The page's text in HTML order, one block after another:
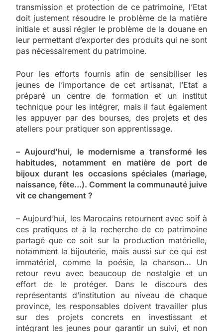
transmission et protection de ce patrimoine, l’Etat
doit justement résoudre le problème de la matière
initiale et aussi régler le problème de la douane en
leur permettant d’exporter des produits qui ne sont
pas nécessairement du patrimoine.
Pour les efforts fournis afin de sensibiliser les
jeunes de l’importance de cet artisanat, l’Etat a
préparé un centre de formation et un institut
technique pour les intégrer, mais il faut également
les appuyer par des bourses, des projets et des
ateliers pour pratiquer son apprentissage.
– Aujourd’hui, le modernisme a transformé les
habitudes, notamment en matière de port de
bijoux durant les occasions spéciales (mariage,
naissance, fête…). Comment la communauté juive
vit ce changement ?
– Aujourd’hui, les Marocains retournent avec soif à
ces pratiques et à la recherche de ce patrimoine
partagé que ce soit sur la production matérielle,
notamment la bijouterie, mais aussi sur ce qui est
immatériel, comme la poésie, la chanson… Un
retour revu avec beaucoup de nostalgie et un
effort de le protéger. Dans le discours des
représentants d’institution au niveau de chaque
province, les responsables doivent travailler plus
sur des projets concrets en investissant et
intégrant les jeunes pour garantir un suivi, et non